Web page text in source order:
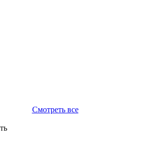
Смотреть все